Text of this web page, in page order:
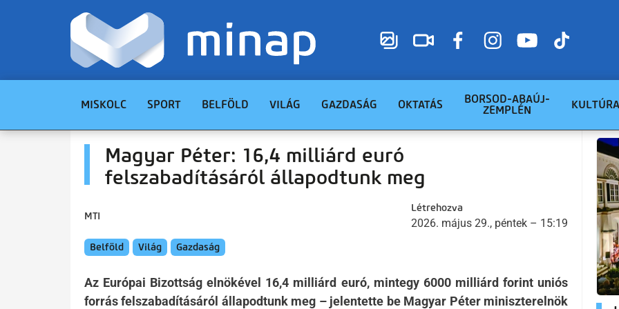
MISKOLC SPORT BELFÖLD VILÁG GAZDASÁG OKTATÁS
BORSOD-ABAÚJ-
ZEMPLÉN
KULTÚRA
Magyar Péter: 16,4 milliárd euró
felszabadításáról állapodtunk meg
MTI
Létrehozva
2026. május 29., péntek – 15:19
Belföld Világ Gazdaság
Az Európai Bizottság elnökével 16,4 milliárd euró, mintegy 6000 milliárd forint uniós
forrás felszabadításáról állapodtunk meg – jelentette be Magyar Péter miniszterelnök